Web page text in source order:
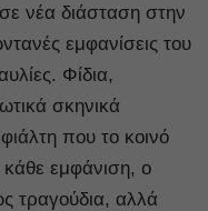
νέα διάσταση στην
εμφανίσεις του
Φίδια,
σκηνικά
που το κοινό
κάθε εμφάνιση, ο
τραγούδια, αλλά